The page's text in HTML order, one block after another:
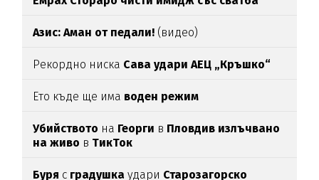
Азис: Аман от педали! (видео)
Рекордно ниска Сава удари АЕЦ „Кръшко“
Ето къде ще има воден режим
Убийството на Георги в Пловдив излъчвано
на живо в ТикТок
Буря с градушкаудари Старозагорско